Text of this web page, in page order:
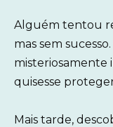
Alguém tentou
mas sem
misteriosamente
quisesse
Mais tarde,